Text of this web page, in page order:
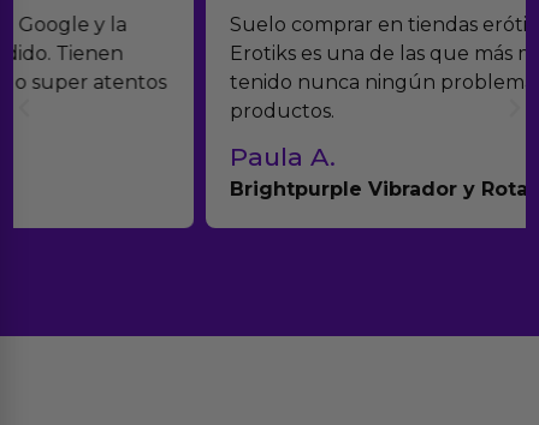
Suelo comprar en tiendas eróticas online, y
Erotiks es una de las que más me gustan. No he
tenido nunca ningún problema con los
Brightpurple Vibrador y Rotador